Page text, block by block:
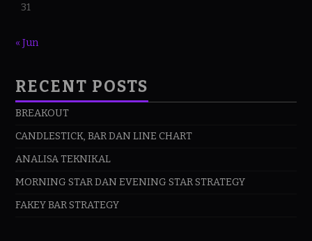
31
« Jun
RECENT POSTS
BREAKOUT
CANDLESTICK, BAR DAN LINE CHART
ANALISA TEKNIKAL
MORNING STAR DAN EVENING STAR STRATEGY
FAKEY BAR STRATEGY